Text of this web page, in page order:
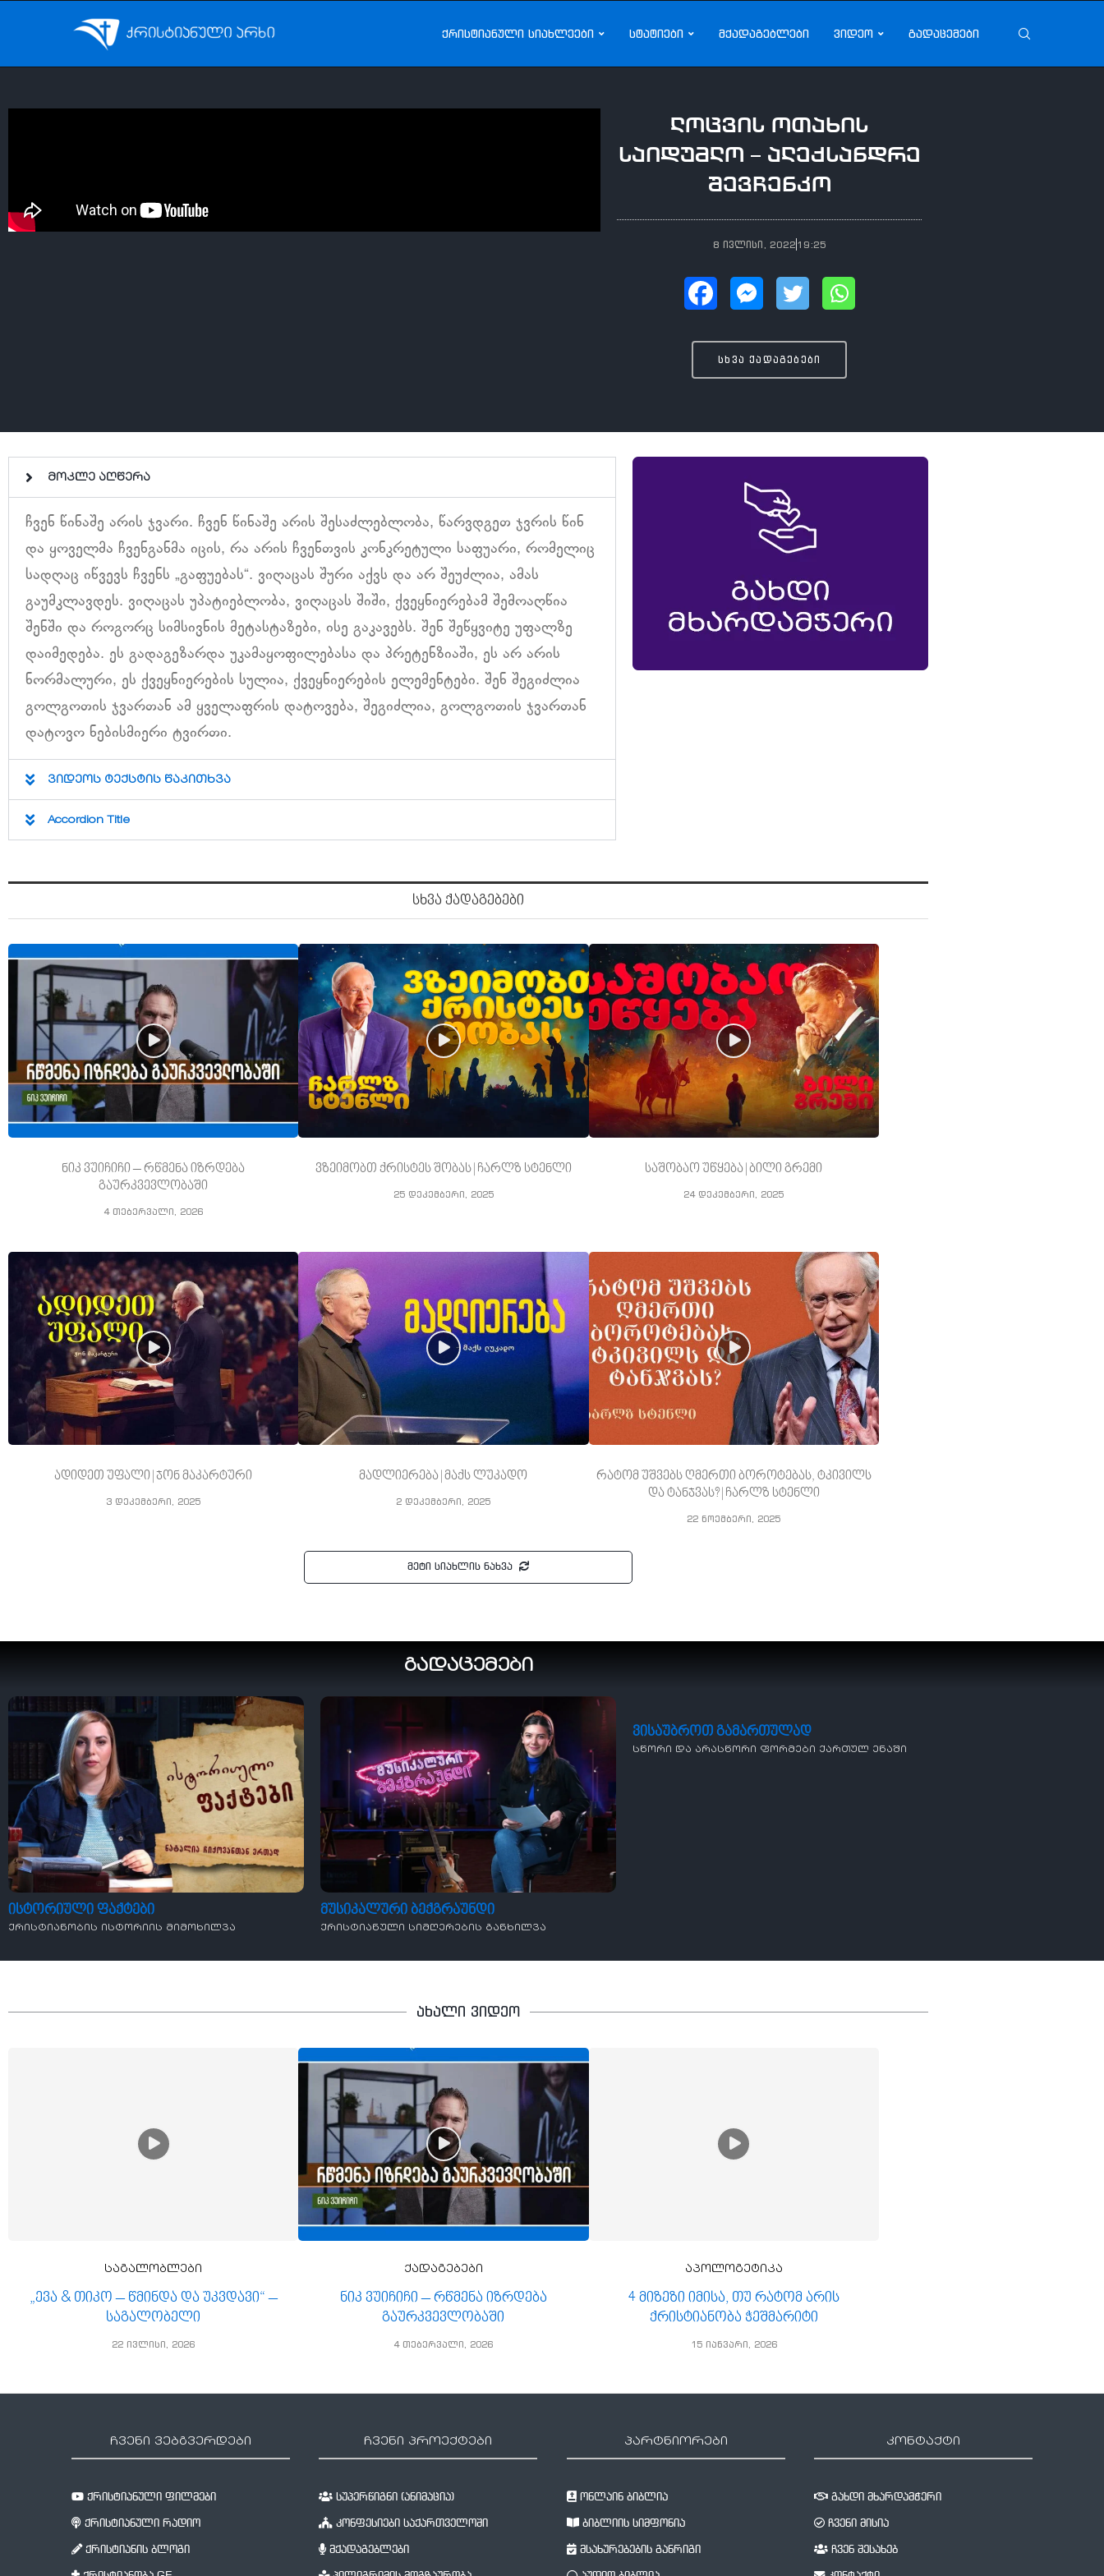
ქრისტიანული სიახლეები სტატიები მქადაგებლები ვიდეო გადაცემები
ლოცვის ოთახის
საიდუმლო – ალექსანდრე
შევჩენკო
8 ივლისი, 2022 19:25
სხვა ქადაგებები
მოკლე აღწერა
ჩვენ წინაშე არის ჯვარი. ჩვენ წინაშე არის შესაძლებლობა, წარვდგეთ ჯვრის წინ
და ყოველმა ჩვენგანმა იცის, რა არის ჩვენთვის კონკრეტული საფუარი, რომელიც
სადღაც იწვევს ჩვენს „გაფუებას“. ვიღაცას შური აქვს და არ შეუძლია, ამას
გაუმკლავდეს. ვიღაცას უპატიებლობა, ვიღაცას შიში, ქვეყნიერებამ შემოაღწია
შენში და როგორც სიმსივნის მეტასტაზები, ისე გაკავებს. შენ შეწყვიტე უფალზე
დაიმედება. ეს გადაგეზარდა უკამაყოფილებასა და პრეტენზიაში, ეს არ არის
ნორმალური, ეს ქვეყნიერების სულია, ქვეყნიერების ელემენტები. შენ შეგიძლია
გოლგოთის ჯვართან ამ ყველაფრის დატოვება, შეგიძლია, გოლგოთის ჯვართან
დატოვო ნებისმიერი ტვირთი.
ვიდეოს ტექსტის წაკითხვა
Accordion Title
სხვა ქადაგებები
ნიკ ვუიჩიჩი – რწმენა იზრდება
გაურკვევლობაში
4 თებერვალი, 2026
ვზეიმობთ ქრისტეს შობას | ჩარლზ სტენლი
25 დეკემბერი, 2025
საშობაო უწყება | ბილი გრემი
24 დეკემბერი, 2025
ადიდეთ უფალი | ჯონ მაკარტური
3 დეკემბერი, 2025
მადლიერება | მაქს ლუკადო
2 დეკემბერი, 2025
რატომ უშვებს ღმერთი ბოროტებას, ტკივილს
და ტანჯვას? | ჩარლზ სტენლი
22 ნოემბერი, 2025
მეტი სიახლის ნახვა
გადაცემები
ისტორიული ფაქტები
ქრისტიანობის ისტორიის მიმოხილვა
მუსიკალური ბექგრაუნდი
ქრისტიანული სიმღერების განხილვა
ვისაუბროთ გამართულად
სწორი და არასწორი ფორმები ქართულ ენაში
ახალი ვიდეო
საგალობლები
„ევა & თიკო – წმინდა და უკვდავი“ –
საგალობელი
22 ივლისი, 2026
ქადაგებები
ნიკ ვუიჩიჩი – რწმენა იზრდება
გაურკვევლობაში
4 თებერვალი, 2026
აპოლოგეტიკა
4 მიზეზი იმისა, თუ რატომ არის
ქრისტიანობა ჭეშმარიტი
15 იანვარი, 2026
ჩვენი ვებგვერდები
ქრისტიანული ფილმები
ქრისტიანული რადიო
ქრისტიანის ბლოგი
ჩვენი პროექტები
სუპერწიგნი (ანიმაცია)
კონფესიები საქართველოში
მქადაგებლები
პარტნიორები
ონლაინ ბიბლია
ბიბლიის სიმფონია
მსახურებების განრიგი
კონტაქტი
გახდი მხარდამჭერი
ჩვენი მისია
ჩვენ შესახებ